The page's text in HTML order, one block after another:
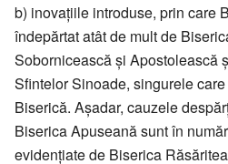
b) inovațiile introduse, prin care
îndepărtat atât de mult de
Sobornicească și Apostolească
Sfintelor Sinoade, singurele
Biserică. Așadar, cauzele
Biserica Apuseană sunt în
evidențiate de Biserica